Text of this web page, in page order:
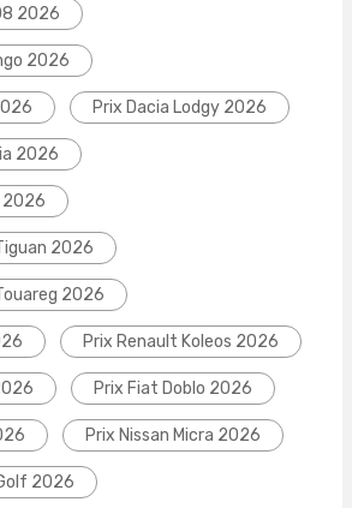
2026
2026
Prix Dacia Lodgy 2026
2026
2026
2026
2026
Prix Renault Koleos 2026
Prix Fiat Doblo 2026
Prix Nissan Micra 2026
2026